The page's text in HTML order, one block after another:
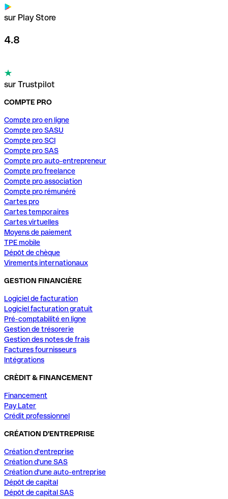
sur Play Store
4.8
sur Trustpilot
COMPTE PRO
Compte pro en ligne
Compte pro SASU
Compte pro SCI
Compte pro SAS
Compte pro auto-entrepreneur
Compte pro freelance
Compte pro association
Compte pro rémunéré
Cartes pro
Cartes temporaires
Cartes virtuelles
Moyens de paiement
TPE mobile
Dépôt de chèque
Virements internationaux
GESTION FINANCIÈRE
Logiciel de facturation
Logiciel facturation gratuit
Pré-comptabilité en ligne
Gestion de trésorerie
Gestion des notes de frais
Factures fournisseurs
Intégrations
CRÈDIT & FINANCEMENT
Financement
Pay Later
Crédit professionnel
CRÉATION D'ENTREPRISE
Création d'entreprise
Création d'une SAS
Création d'une auto-entreprise
Dépôt de capital
Dépôt de capital SAS